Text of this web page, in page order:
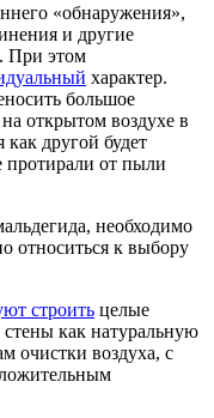
«обнаружения»,
и другие
При этом
характер.
большое
открытом воздухе в
как другой будет
протирали от пыли
необходимо
относиться к выбору
строить целые
как натуральную
очистки воздуха, с